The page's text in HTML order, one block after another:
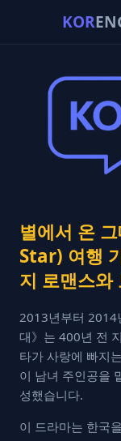
KOR
별에서 온
Star) 여행
지 로맨스와
2013년부터 2014
대》는 400년 전
타가 사랑에 빠지
이 남녀 주인공을
성했습니다.
이 드라마는 한국